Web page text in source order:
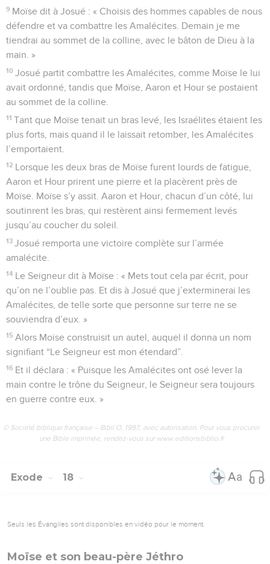
9 Moïse dit à Josué : « Choisis des hommes capables de nous
défendre et va combattre les Amalécites. Demain je me
tiendrai au sommet de la colline, avec le bâton de Dieu à la
main. »
10 Josué partit combattre les Amalécites, comme Moïse le lui
avait ordonné, tandis que Moïse, Aaron et Hour se postaient
au sommet de la colline.
11 Tant que Moïse tenait un bras levé, les Israélites étaient les
plus forts, mais quand il le laissait retomber, les Amalécites
l’emportaient.
12 Lorsque les deux bras de Moïse furent lourds de fatigue,
Aaron et Hour prirent une pierre et la placèrent près de
Moïse. Moïse s’y assit. Aaron et Hour, chacun d’un côté, lui
soutinrent les bras, qui restèrent ainsi fermement levés
jusqu’au coucher du soleil.
13 Josué remporta une victoire complète sur l’armée
amalécite.
14 Le Seigneur dit à Moïse : « Mets tout cela par écrit, pour
qu’on ne l’oublie pas. Et dis à Josué que j’exterminerai les
Amalécites, de telle sorte que personne sur terre ne se
souviendra d’eux. »
15 Alors Moïse construisit un autel, auquel il donna un nom
signifiant “Le Seigneur est mon étendard”.
16 Et il déclara : « Puisque les Amalécites ont osé lever la
main contre le trône du Seigneur, le Seigneur sera toujours
en guerre contre eux. »
© Société biblique française – Bibli’O, 1997, avec autorisation. Pour vous procurer
une Bible imprimée, rendez-vous sur www.editionsbiblio.fr
Exode 18
Seuls les Évangiles sont disponibles en vidéo pour le moment.
Moïse et son beau-père Jéthro